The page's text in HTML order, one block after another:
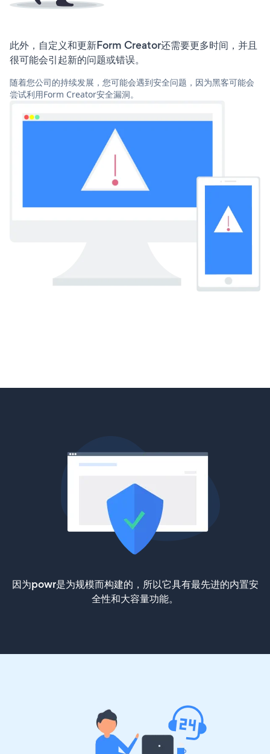
此外，自定义和更新Form Creator还需要更多时间，并且
很可能会引起新的问题或错误。
随着您公司的持续发展，您可能会遇到安全问题，因为黑客可能会
尝试利用Form Creator安全漏洞。
因为powr是为规模而构建的，所以它具有最先进的内置安
全性和大容量功能。